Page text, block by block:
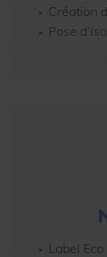
Création
Pose
Label